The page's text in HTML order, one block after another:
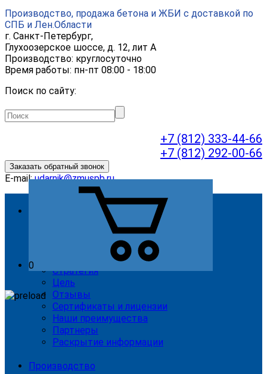
Производство, продажа бетона и ЖБИ с доставкой по
СПБ и Лен.Области
г. Санкт-Петербург,
Глухоозерское шоссе, д. 12, лит А
Производство: круглосуточно
Время работы: пн-пт 08:00 - 18:00
Поиск по сайту:
+7 (812) 333-44-66
+7 (812) 292-00-66
Заказать обратный звонок
E-mail:udarnik@zmuspb.ru
Стратегия
Цель
Отзывы
Сертификаты и лицензии
Наши преимущества
Партнеры
Раскрытие информации
Производство
0